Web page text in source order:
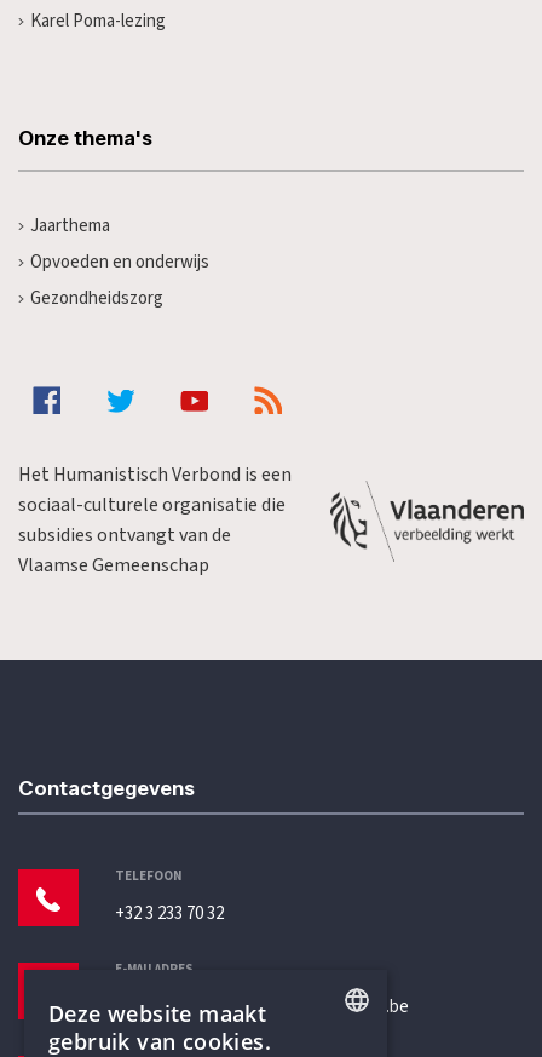
Karel Poma-lezing
Onze thema's
Jaarthema
Opvoeden en onderwijs
Gezondheidszorg
Het Humanistisch Verbond is een
sociaal-culturele organisatie die
subsidies ontvangt van de
Vlaamse Gemeenschap
Contactgegevens
TELEFOON
+32 3 233 70 32
E-MAILADRES
secretariaat@humanistischverbond.be
Deze website maakt
gebruik van cookies.